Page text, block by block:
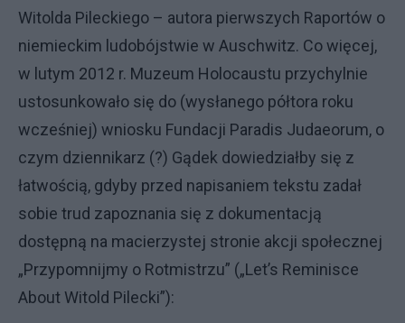
Witolda Pileckiego – autora pierwszych Raportów o
niemieckim ludobójstwie w Auschwitz. Co więcej,
w lutym 2012 r. Muzeum Holocaustu przychylnie
ustosunkowało się do (wysłanego półtora roku
wcześniej) wniosku Fundacji Paradis Judaeorum, o
czym dziennikarz (?) Gądek dowiedziałby się z
łatwością, gdyby przed napisaniem tekstu zadał
sobie trud zapoznania się z dokumentacją
dostępną na macierzystej stronie akcji społecznej
„Przypomnijmy o Rotmistrzu” („Let’s Reminisce
About Witold Pilecki”):